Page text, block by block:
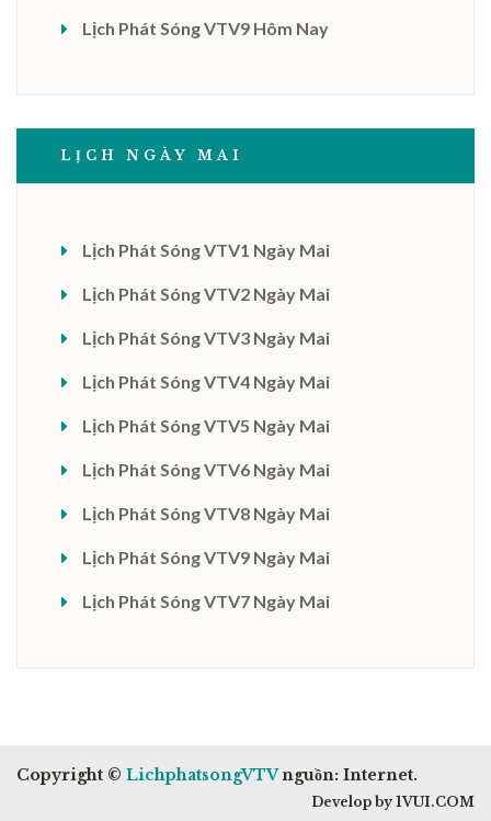
Lịch Phát Sóng VTV9 Hôm Nay
LỊCH NGÀY MAI
Lịch Phát Sóng VTV1 Ngày Mai
Lịch Phát Sóng VTV2 Ngày Mai
Lịch Phát Sóng VTV3 Ngày Mai
Lịch Phát Sóng VTV4 Ngày Mai
Lịch Phát Sóng VTV5 Ngày Mai
Lịch Phát Sóng VTV6 Ngày Mai
Lịch Phát Sóng VTV8 Ngày Mai
Lịch Phát Sóng VTV9 Ngày Mai
Lịch Phát Sóng VTV7 Ngày Mai
Copyright © LichphatsongVTVnguồn: Internet.
Develop by 1VUI.COM